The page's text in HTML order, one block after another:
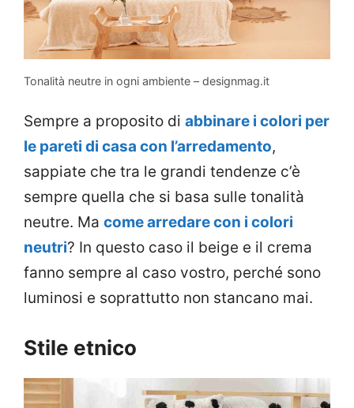
Tonalità neutre in ogni ambiente – designmag.it
Sempre a proposito di abbinare i colori per
le pareti di casa con l’arredamento,
sappiate che tra le grandi tendenze c’è
sempre quella che si basa sulle tonalità
neutre. Ma come arredare con i colori
neutri? In questo caso il beige e il crema
fanno sempre al caso vostro, perché sono
luminosi e soprattutto non stancano mai.
Stile etnico